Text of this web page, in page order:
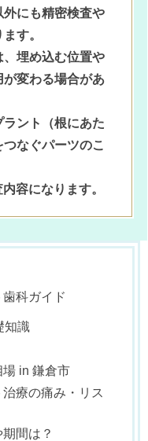
にも精密検査や
す。
埋め込む位置や
が変わる場合があ
ント（根にあた
なぐパーツのこ
容になります。
科ガイド
知識
in 鎌倉市
治療の痛み・リス
間は？